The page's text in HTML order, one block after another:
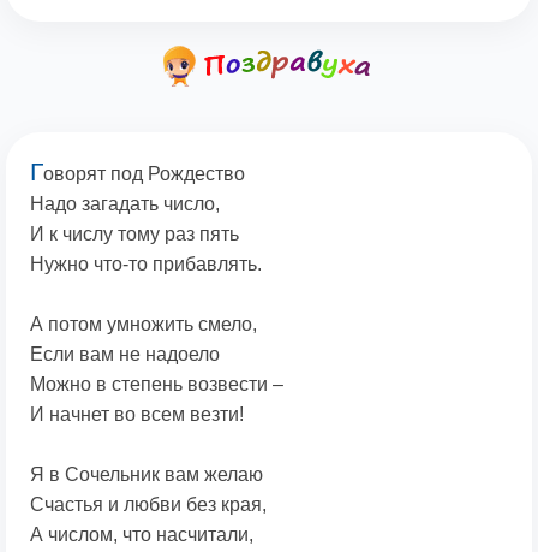
Говорят под Рождество
Надо загадать число,
И к числу тому раз пять
Нужно что-то прибавлять.
А потом умножить смело,
Если вам не надоело
Можно в степень возвести –
И начнет во всем везти!
Я в Сочельник вам желаю
Счастья и любви без края,
А числом, что насчитали,